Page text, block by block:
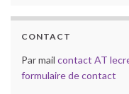
CONTACT
Par mail contact AT
formulaire de contact